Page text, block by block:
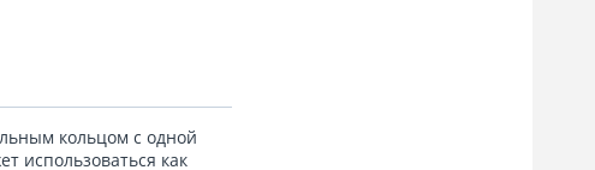
кольцом с одной
использоваться как